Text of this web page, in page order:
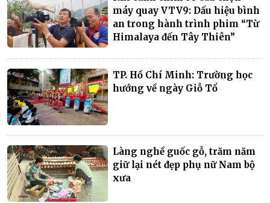
máy quay VTV9: Dấu hiệu bình
an trong hành trình phim “Từ
Himalaya đến Tây Thiên”
TP. Hồ Chí Minh: Trường học
hướng về ngày Giỗ Tổ
Làng nghề guốc gỗ, trăm năm
giữ lại nét đẹp phụ nữ Nam bộ
xưa